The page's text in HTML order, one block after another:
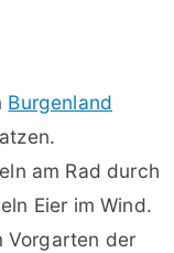
Burgenland
am Rad durch
Eier im Wind.
Vorgarten der